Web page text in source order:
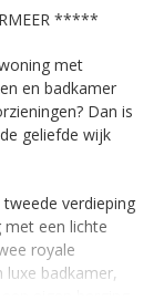
*****
met
en badkamer
Dan is
geliefde wijk
verdieping
een lichte
royale
luxe badkamer,